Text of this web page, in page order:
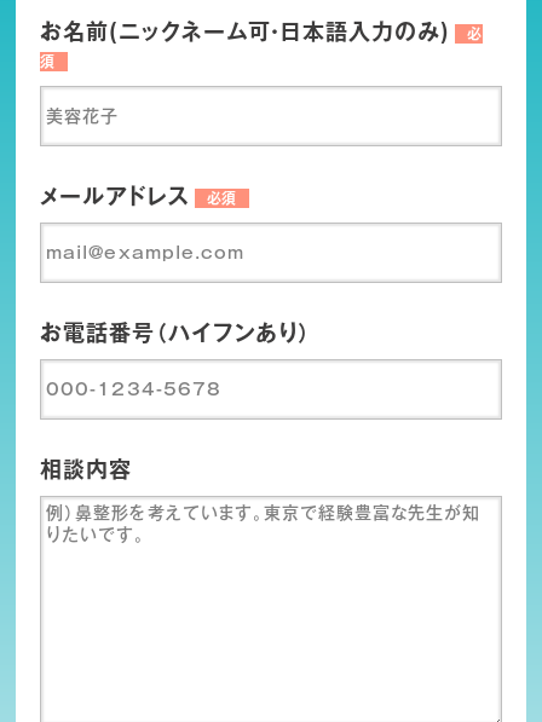
お名前(ニックネーム可・日本語入力のみ)
必
須
メールアドレス 必須
お電話番号（ハイフンあり）
相談内容